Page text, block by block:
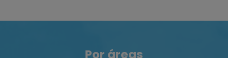
Por áreas